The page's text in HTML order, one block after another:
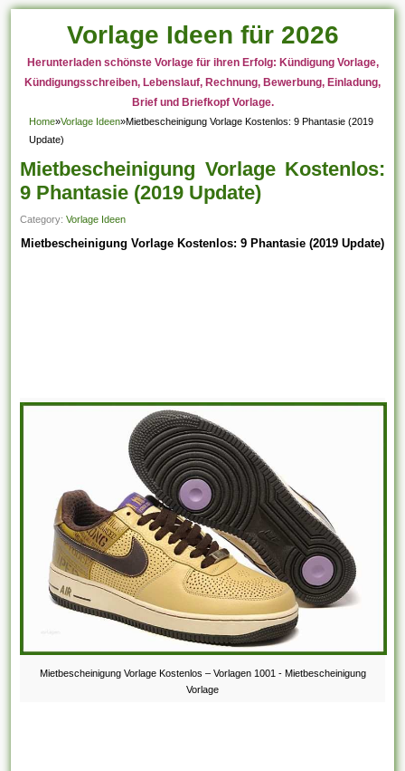
Vorlage Ideen für 2026
Herunterladen schönste Vorlage für ihren Erfolg: Kündigung Vorlage,
Kündigungsschreiben, Lebenslauf, Rechnung, Bewerbung, Einladung,
Brief und Briefkopf Vorlage.
Home»Vorlage Ideen»Mietbescheinigung Vorlage Kostenlos: 9 Phantasie (2019
Update)
Mietbescheinigung Vorlage Kostenlos:
9 Phantasie (2019 Update)
Category:Vorlage Ideen
Mietbescheinigung Vorlage Kostenlos: 9 Phantasie (2019 Update)
Mietbescheinigung Vorlage Kostenlos – Vorlagen 1001 - Mietbescheinigung
Vorlage